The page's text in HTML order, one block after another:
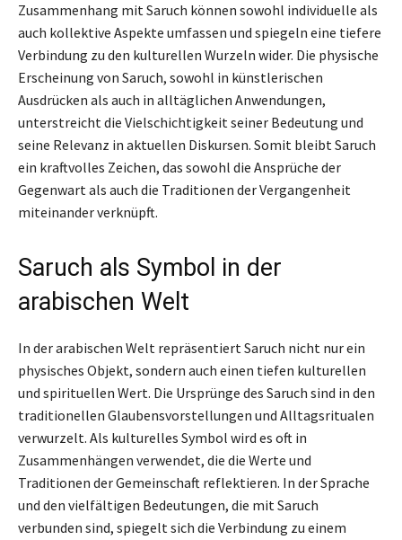
Zusammenhang mit Saruch können sowohl individuelle als
auch kollektive Aspekte umfassen und spiegeln eine tiefere
Verbindung zu den kulturellen Wurzeln wider. Die physische
Erscheinung von Saruch, sowohl in künstlerischen
Ausdrücken als auch in alltäglichen Anwendungen,
unterstreicht die Vielschichtigkeit seiner Bedeutung und
seine Relevanz in aktuellen Diskursen. Somit bleibt Saruch
ein kraftvolles Zeichen, das sowohl die Ansprüche der
Gegenwart als auch die Traditionen der Vergangenheit
miteinander verknüpft.
Saruch als Symbol in der
arabischen Welt
In der arabischen Welt repräsentiert Saruch nicht nur ein
physisches Objekt, sondern auch einen tiefen kulturellen
und spirituellen Wert. Die Ursprünge des Saruch sind in den
traditionellen Glaubensvorstellungen und Alltagsritualen
verwurzelt. Als kulturelles Symbol wird es oft in
Zusammenhängen verwendet, die die Werte und
Traditionen der Gemeinschaft reflektieren. In der Sprache
und den vielfältigen Bedeutungen, die mit Saruch
verbunden sind, spiegelt sich die Verbindung zu einem